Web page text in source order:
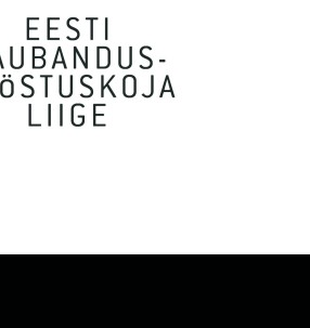
teenindus! Suured tänud.
Marge, Tallinn